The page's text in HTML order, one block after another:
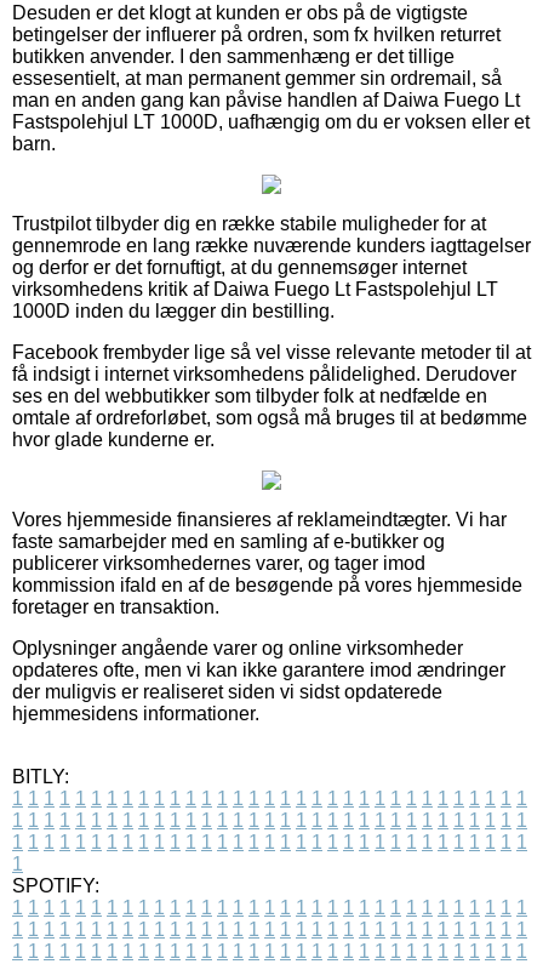
Desuden er det klogt at kunden er obs på de vigtigste
betingelser der influerer på ordren, som fx hvilken returret
butikken anvender. I den sammenhæng er det tillige
essesentielt, at man permanent gemmer sin ordremail, så
man en anden gang kan påvise handlen af Daiwa Fuego Lt
Fastspolehjul LT 1000D, uafhængig om du er voksen eller et
barn.
Trustpilot tilbyder dig en række stabile muligheder for at
gennemrode en lang række nuværende kunders iagttagelser
og derfor er det fornuftigt, at du gennemsøger internet
virksomhedens kritik af Daiwa Fuego Lt Fastspolehjul LT
1000D inden du lægger din bestilling.
Facebook frembyder lige så vel visse relevante metoder til at
få indsigt i internet virksomhedens pålidelighed. Derudover
ses en del webbutikker som tilbyder folk at nedfælde en
omtale af ordreforløbet, som også må bruges til at bedømme
hvor glade kunderne er.
Vores hjemmeside finansieres af reklameindtægter. Vi har
faste samarbejder med en samling af e-butikker og
publicerer virksomhedernes varer, og tager imod
kommission ifald en af de besøgende på vores hjemmeside
foretager en transaktion.
Oplysninger angående varer og online virksomheder
opdateres ofte, men vi kan ikke garantere imod ændringer
der muligvis er realiseret siden vi sidst opdaterede
hjemmesidens informationer.
BITLY:
1 1 1 1 1 1 1 1 1 1 1 1 1 1 1 1 1 1 1 1 1 1 1 1 1 1 1 1 1 1 1 1 1
1 1 1 1 1 1 1 1 1 1 1 1 1 1 1 1 1 1 1 1 1 1 1 1 1 1 1 1 1 1 1 1 1
1 1 1 1 1 1 1 1 1 1 1 1 1 1 1 1 1 1 1 1 1 1 1 1 1 1 1 1 1 1 1 1 1
1
SPOTIFY:
1 1 1 1 1 1 1 1 1 1 1 1 1 1 1 1 1 1 1 1 1 1 1 1 1 1 1 1 1 1 1 1 1
1 1 1 1 1 1 1 1 1 1 1 1 1 1 1 1 1 1 1 1 1 1 1 1 1 1 1 1 1 1 1 1 1
1 1 1 1 1 1 1 1 1 1 1 1 1 1 1 1 1 1 1 1 1 1 1 1 1 1 1 1 1 1 1 1 1